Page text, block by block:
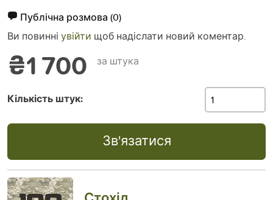
Публічна розмова (0)
Ви повинні увійти щоб надіслати новий коментар.
₴1 700 за штука
Кількість штук:
Зв'язатися